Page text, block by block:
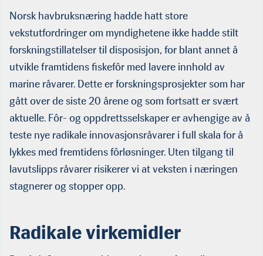
Norsk havbruksnæring hadde hatt store
vekstutfordringer om myndighetene ikke hadde stilt
forskningstillatelser til disposisjon, for blant annet å
utvikle framtidens fiskefôr med lavere innhold av
marine råvarer. Dette er forskningsprosjekter som har
gått over de siste 20 årene og som fortsatt er svært
aktuelle. Fôr- og oppdrettsselskaper er avhengige av å
teste nye radikale innovasjonsråvarer i full skala for å
lykkes med fremtidens fôrløsninger. Uten tilgang til
lavutslipps råvarer risikerer vi at veksten i næringen
stagnerer og stopper opp.
Radikale virkemidler